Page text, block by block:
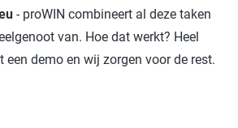
- proWIN combineert al deze taken
van. Hoe dat werkt? Heel
een demo en wij zorgen voor de rest.